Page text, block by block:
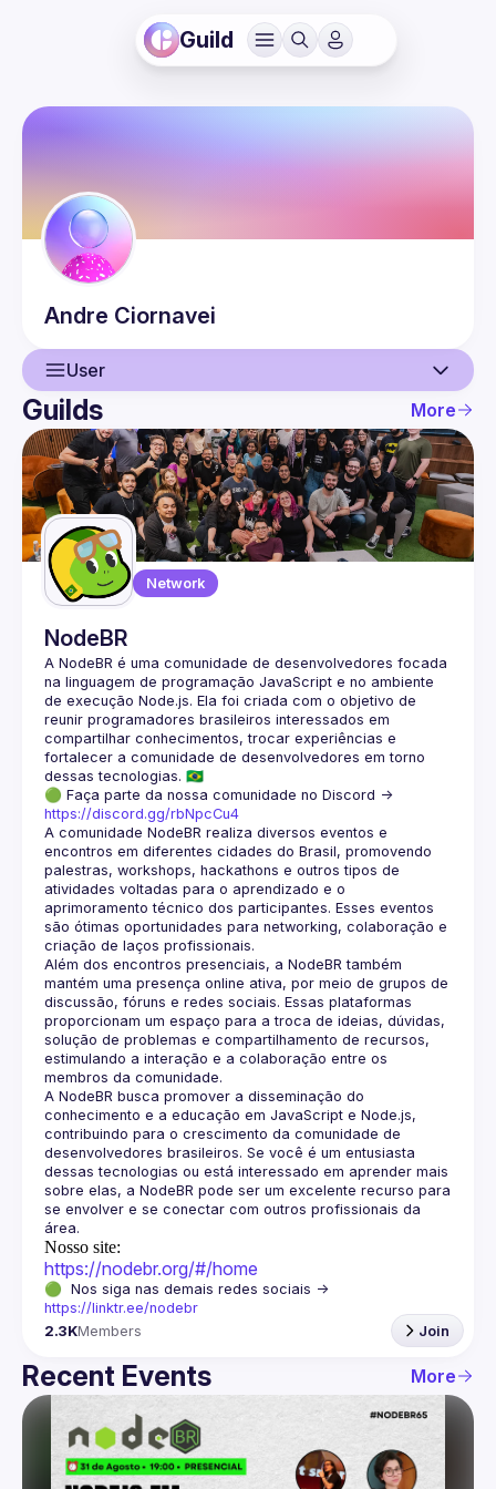
Guild
Andre Ciornavei
User
User
Events
Guilds
Guilds More
Network
NodeBR
A NodeBR é uma comunidade de desenvolvedores focada
na linguagem de programação JavaScript e no ambiente
de execução Node.js. Ela foi criada com o objetivo de
reunir programadores brasileiros interessados em
compartilhar conhecimentos, trocar experiências e
fortalecer a comunidade de desenvolvedores em torno
🟢 Faça parte da nossa comunidade no Discord ->
https://discord.gg/rbNpcCu4
A comunidade NodeBR realiza diversos eventos e
encontros em diferentes cidades do Brasil, promovendo
palestras, workshops, hackathons e outros tipos de
atividades voltadas para o aprendizado e o
aprimoramento técnico dos participantes. Esses eventos
são ótimas oportunidades para networking, colaboração e
Além dos encontros presenciais, a NodeBR também
mantém uma presença online ativa, por meio de grupos de
discussão, fóruns e redes sociais. Essas plataformas
proporcionam um espaço para a troca de ideias, dúvidas,
solução de problemas e compartilhamento de recursos,
estimulando a interação e a colaboração entre os
A NodeBR busca promover a disseminação do
conhecimento e a educação em JavaScript e Node.js,
contribuindo para o crescimento da comunidade de
desenvolvedores brasileiros. Se você é um entusiasta
dessas tecnologias ou está interessado em aprender mais
sobre elas, a NodeBR pode ser um excelente recurso para
se envolver e se conectar com outros profissionais da
Nosso site:
https://nodebr.org/#/home
https://linktr.ee/nodebr
2.3KMembers Join
Recent Events More